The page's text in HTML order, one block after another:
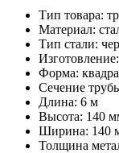
Тип товара:
Материал:
Тип стали:
Форма:
Сечение
Длина: 6 м
Высота: 140
Ширина: 140
Толщина